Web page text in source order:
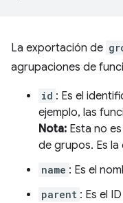
La exportación de
agrupaciones de
id : Es el
ejemplo, las
Nota: Esta no
de grupos. Es la
name : Es el
parent : Es el